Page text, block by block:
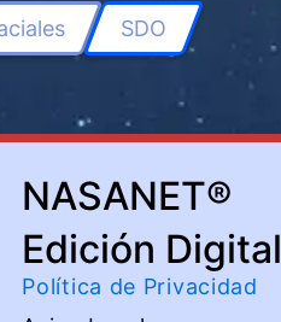
SDO
NASANET®
Edición Digital
Política de Privacidad